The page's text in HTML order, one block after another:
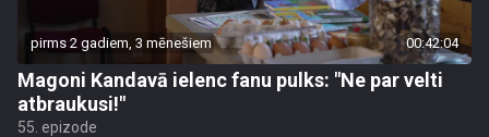
pirms 2 gadiem, 3 mēnešiem 00:42:04
Magoni Kandavā ielenc fanu pulks: "Ne par velti
atbraukusi!"
55. epizode